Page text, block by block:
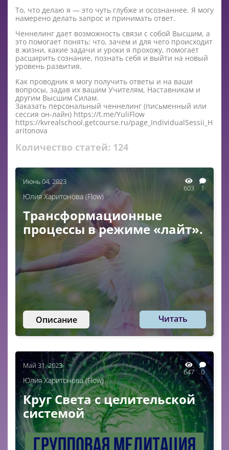
То, что делаю я — это чуть глубже и осознаннее. Я могу
намерено делать запрос и принимать ответ.
Ченнелинг дает возможность связи с собой Высшим, а
это помогает понять: что, зачем и для чего происходит
в жизни, какие задачи и уроки я прохожу, помогает
расширить сознание, познать себя и выйти на новый
уровень развития.
Как проводник я могу получить ответы и на ваши
вопросы, задав их вашим Учителям, Наставникам и
другим Высшим Силам.
Заказать персональный ченнелинг (письменный или
сессия он-лайн) https://t.me/YuliFlow
https://kvrealschool.getcourse.ru/page_IndividualSessii_H
aritonova
Количество статей: 124
Июнь 04, 2023
603 1
Юлия Харитонова (Flow)
Трансформационные
процессы в режиме «лайт».
Описание Читать
Май 31, 2023
647 0
Юлия Харитонова (Flow)
Круг Света с целительской
системой